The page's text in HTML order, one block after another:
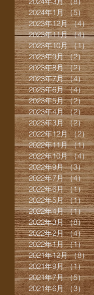
2024年1月 （5）5
2023年12月 （4）
2023年11月 （4）
2023年10月 （1）
2023年9月 （2）2
2023年8月 （2）2
2023年7月 （4）4
2023年6月 （4）4
2023年5月 （2）2
2023年4月 （2）2
2023年3月 （2）2
2022年12月 （2）
2022年11月 （1）
2022年10月 （4）
2022年9月 （3）3
2022年7月 （4）4
2022年6月 （1）1
2022年5月 （1）1
2022年4月 （1）1
2022年3月 （8）8
2022年2月 （4）4
2022年1月 （1）1
2021年12月 （8）
2021年9月 （1）1
2021年7月 （5）5
2021年6月 （3）3